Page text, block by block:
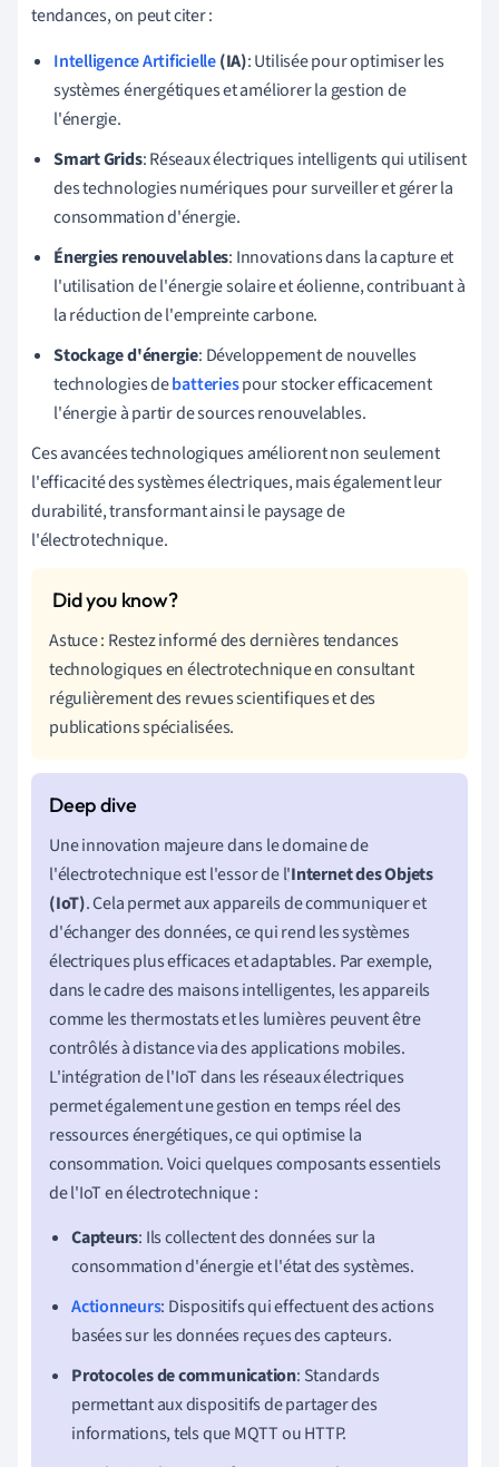
tendances, on peut citer :
Intelligence Artificielle(IA): Utilisée pour optimiser les
systèmes énergétiques et améliorer la gestion de
l'énergie.
Smart Grids: Réseaux électriques intelligents qui utilisent
des technologies numériques pour surveiller et gérer la
consommation d'énergie.
Énergies renouvelables: Innovations dans la capture et
l'utilisation de l'énergie solaire et éolienne, contribuant à
la réduction de l'empreinte carbone.
Stockage d'énergie: Développement de nouvelles
technologies debatteriespour stocker efficacement
l'énergie à partir de sources renouvelables.
Ces avancées technologiques améliorent non seulement
l'efficacité des systèmes électriques, mais également leur
durabilité, transformant ainsi le paysage de
l'électrotechnique.
Astuce : Restez informé des dernières tendances
technologiques en électrotechnique en consultant
régulièrement des revues scientifiques et des
publications spécialisées.
Une innovation majeure dans le domaine de
l'électrotechnique est l'essor de l'Internet des Objets
(IoT). Cela permet aux appareils de communiquer et
d'échanger des données, ce qui rend les systèmes
électriques plus efficaces et adaptables. Par exemple,
dans le cadre des maisons intelligentes, les appareils
comme les thermostats et les lumières peuvent être
contrôlés à distance via des applications mobiles.
L'intégration de l'IoT dans les réseaux électriques
permet également une gestion en temps réel des
ressources énergétiques, ce qui optimise la
consommation. Voici quelques composants essentiels
de l'IoT en électrotechnique :
Capteurs: Ils collectent des données sur la
consommation d'énergie et l'état des systèmes.
Actionneurs: Dispositifs qui effectuent des actions
basées sur les données reçues des capteurs.
Protocoles de communication: Standards
permettant aux dispositifs de partager des
informations, tels que MQTT ou HTTP.